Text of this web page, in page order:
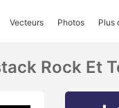
Vecteurs Photos Plus
Rock Et